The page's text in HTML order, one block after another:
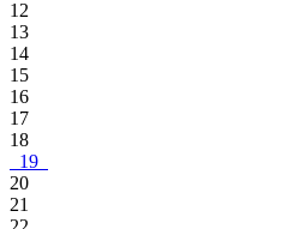
12
13
14
15
16
17
18
19
20
21